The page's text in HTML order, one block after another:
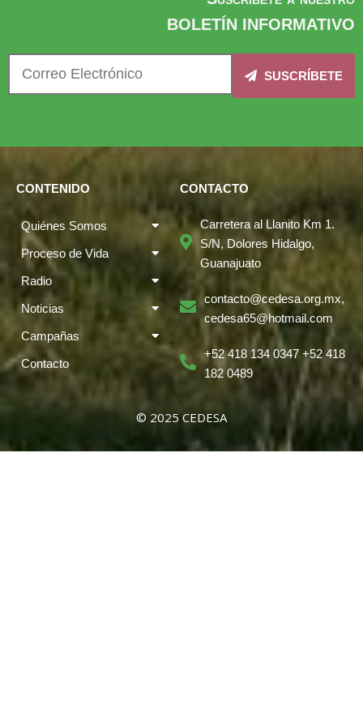
BOLETÍN INFORMATIVO
SUSCRÍBETE
CONTENIDO
Quiénes Somos
Proceso de Vida
Radio
Noticias
Campañas
Contacto
CONTACTO
Carretera al Llanito Km 1.
S/N, Dolores Hidalgo,
Guanajuato
contacto@cedesa.org.mx,
cedesa65@hotmail.com
+52 418 134 0347 +52 418
182 0489
© 2025 CEDESA